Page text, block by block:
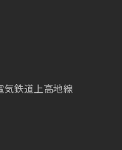
気鉄道上高地線